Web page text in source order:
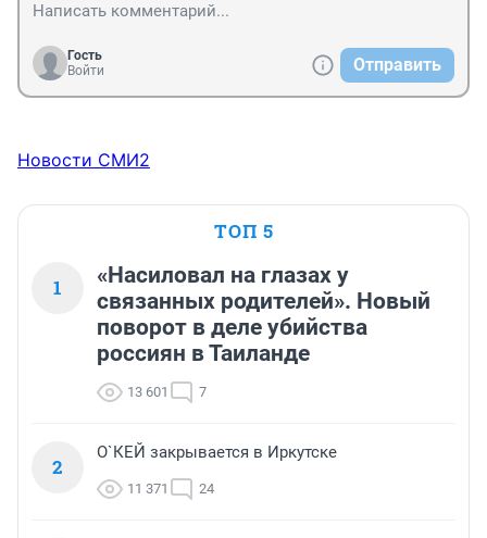
Гость
Войти
Отправить
Новости СМИ2
ТОП 5
1
«Насиловал на глазах у
связанных родителей». Новый
поворот в деле убийства
россиян в Таиланде
13 601 7
2
О`КЕЙ закрывается в Иркутске
11 371 24